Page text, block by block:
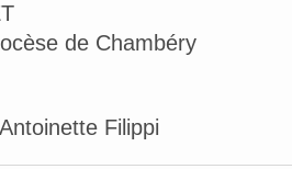
de Chambéry
Filippi